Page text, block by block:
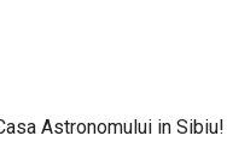
Astronomului in Sibiu!